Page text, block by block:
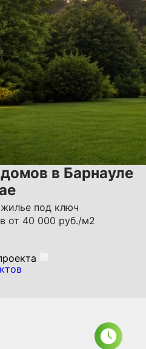
в Барнауле
под ключ
от 40 000 руб./м2